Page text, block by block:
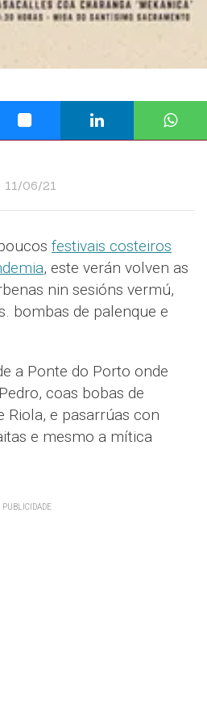
11/06/21
festivais costeiros
, este verán volven as
nin sesións vermú,
bombas de palenque e
a Ponte do Porto onde
coas bobas de
Riola, e pasarrúas con
e mesmo a mítica